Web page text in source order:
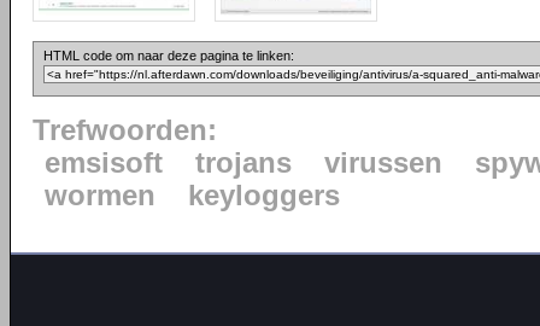
HTML code om naar deze pagina te linken:
Trefwoorden:
emsisoft
trojans virussen
wormen
keyloggers